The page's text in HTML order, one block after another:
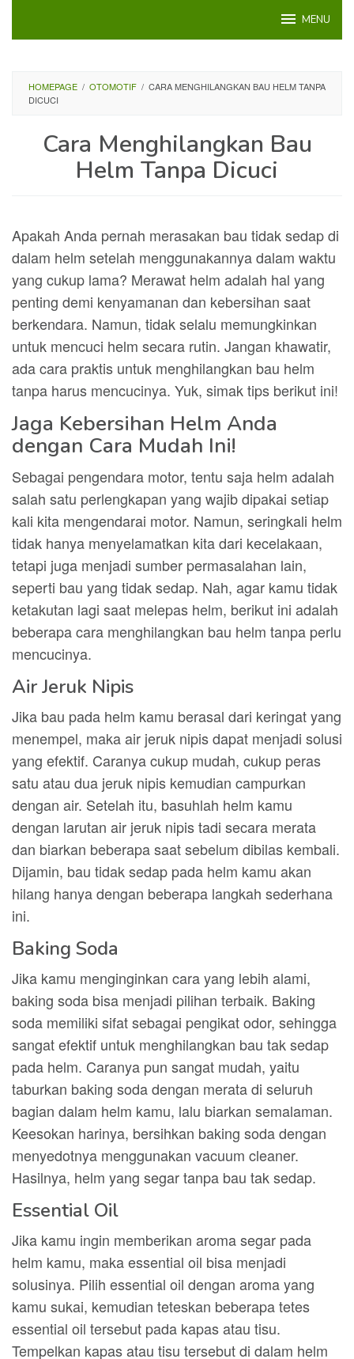
MENU
HOMEPAGE / OTOMOTIF / CARA MENGHILANGKAN BAU HELM TANPA
DICUCI
Cara Menghilangkan Bau
Helm Tanpa Dicuci
Apakah Anda pernah merasakan bau tidak sedap di
dalam helm setelah menggunakannya dalam waktu
yang cukup lama? Merawat helm adalah hal yang
penting demi kenyamanan dan kebersihan saat
berkendara. Namun, tidak selalu memungkinkan
untuk mencuci helm secara rutin. Jangan khawatir,
ada cara praktis untuk menghilangkan bau helm
tanpa harus mencucinya. Yuk, simak tips berikut ini!
Jaga Kebersihan Helm Anda
dengan Cara Mudah Ini!
Sebagai pengendara motor, tentu saja helm adalah
salah satu perlengkapan yang wajib dipakai setiap
kali kita mengendarai motor. Namun, seringkali helm
tidak hanya menyelamatkan kita dari kecelakaan,
tetapi juga menjadi sumber permasalahan lain,
seperti bau yang tidak sedap. Nah, agar kamu tidak
ketakutan lagi saat melepas helm, berikut ini adalah
beberapa cara menghilangkan bau helm tanpa perlu
mencucinya.
Air Jeruk Nipis
Jika bau pada helm kamu berasal dari keringat yang
menempel, maka air jeruk nipis dapat menjadi solusi
yang efektif. Caranya cukup mudah, cukup peras
satu atau dua jeruk nipis kemudian campurkan
dengan air. Setelah itu, basuhlah helm kamu
dengan larutan air jeruk nipis tadi secara merata
dan biarkan beberapa saat sebelum dibilas kembali.
Dijamin, bau tidak sedap pada helm kamu akan
hilang hanya dengan beberapa langkah sederhana
ini.
Baking Soda
Jika kamu menginginkan cara yang lebih alami,
baking soda bisa menjadi pilihan terbaik. Baking
soda memiliki sifat sebagai pengikat odor, sehingga
sangat efektif untuk menghilangkan bau tak sedap
pada helm. Caranya pun sangat mudah, yaitu
taburkan baking soda dengan merata di seluruh
bagian dalam helm kamu, lalu biarkan semalaman.
Keesokan harinya, bersihkan baking soda dengan
menyedotnya menggunakan vacuum cleaner.
Hasilnya, helm yang segar tanpa bau tak sedap.
Essential Oil
Jika kamu ingin memberikan aroma segar pada
helm kamu, maka essential oil bisa menjadi
solusinya. Pilih essential oil dengan aroma yang
kamu sukai, kemudian teteskan beberapa tetes
essential oil tersebut pada kapas atau tisu.
Tempelkan kapas atau tisu tersebut di dalam helm